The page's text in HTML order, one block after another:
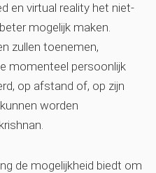
en virtual reality het niet-
mogelijk maken.
zullen toenemen,
momenteel persoonlijk
op afstand of, op zijn
worden
de mogelijkheid biedt om